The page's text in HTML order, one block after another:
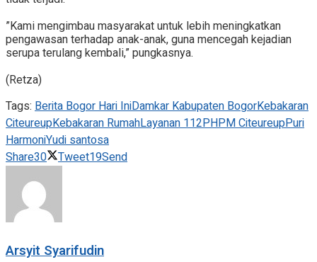
‎”Kami mengimbau masyarakat untuk lebih meningkatkan
pengawasan terhadap anak-anak, guna mencegah kejadian
serupa terulang kembali,” pungkasnya.
‎(Retza)
Tags: Berita Bogor Hari IniDamkar Kabupaten BogorKebakaran
CiteureupKebakaran RumahLayanan 112PHPM CiteureupPuri
HarmoniYudi santosa
Share30 Tweet19Send
Arsyit Syarifudin